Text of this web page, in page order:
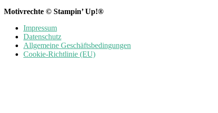
Motivrechte © Stampin’ Up!®
Impressum
Datenschutz
Allgemeine Geschäftsbedingungen
Cookie-Richtlinie (EU)